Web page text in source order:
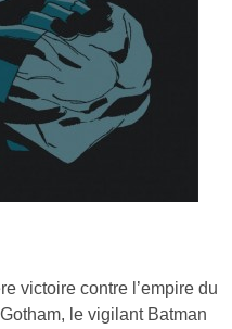
victoire contre l’empire du
le vigilant Batman